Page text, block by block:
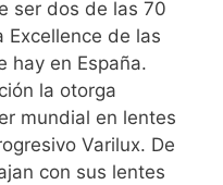
ser dos de las 70
Excellence de las
hay en España.
la otorga
mundial en lentes
Varilux. De
con sus lentes